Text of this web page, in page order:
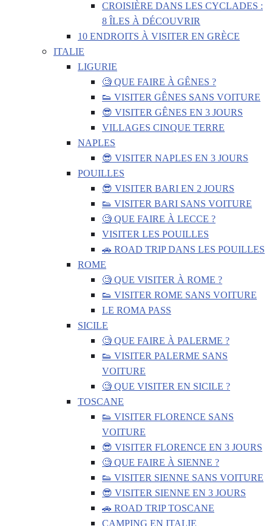
CROISIÈRE DANS LES CYCLADES :
8 ÎLES À DÉCOUVRIR
10 ENDROITS À VISITER EN GRÈCE
ITALIE
LIGURIE
🧐 QUE FAIRE À GÊNES ?
👟 VISITER GÊNES SANS VOITURE
😎 VISITER GÊNES EN 3 JOURS
VILLAGES CINQUE TERRE
NAPLES
😎 VISITER NAPLES EN 3 JOURS
POUILLES
😎 VISITER BARI EN 2 JOURS
👟 VISITER BARI SANS VOITURE
🧐 QUE FAIRE À LECCE ?
VISITER LES POUILLES
🚗 ROAD TRIP DANS LES POUILLES
ROME
🧐 QUE VISITER À ROME ?
👟 VISITER ROME SANS VOITURE
LE ROMA PASS
SICILE
🧐 QUE FAIRE À PALERME ?
👟 VISITER PALERME SANS
VOITURE
🧐 QUE VISITER EN SICILE ?
TOSCANE
👟 VISITER FLORENCE SANS
VOITURE
😎 VISITER FLORENCE EN 3 JOURS
🧐 QUE FAIRE À SIENNE ?
👟 VISITER SIENNE SANS VOITURE
😎 VISITER SIENNE EN 3 JOURS
🚗 ROAD TRIP TOSCANE
CAMPING EN ITALIE